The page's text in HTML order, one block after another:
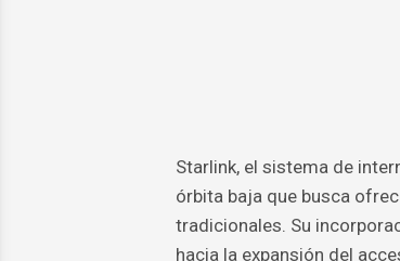
Starlink, el sistema de
órbita baja que busca
tradicionales. Su
hacia la expansión del